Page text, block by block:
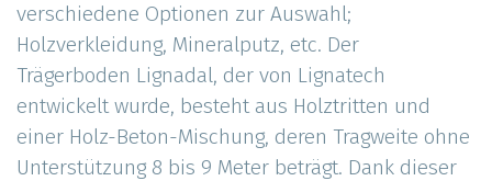
verschiedene Optionen zur Auswahl;
Holzverkleidung, Mineralputz, etc. Der
Trägerboden Lignadal, der von Lignatech
entwickelt wurde, besteht aus Holztritten und
einer Holz-Beton-Mischung, deren Tragweite ohne
Unterstützung 8 bis 9 Meter beträgt. Dank dieser